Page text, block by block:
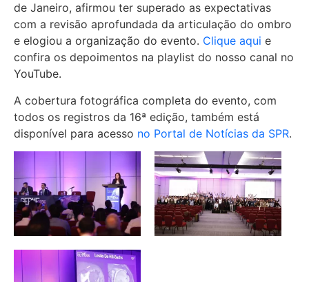
de Janeiro, afirmou ter superado as expectativas
com a revisão aprofundada da articulação do ombro
e elogiou a organização do evento. Clique aqui e
confira os depoimentos na playlist do nosso canal no
YouTube.
A cobertura fotográfica completa do evento, com
todos os registros da 16ª edição, também está
disponível para acesso no Portal de Notícias da SPR.